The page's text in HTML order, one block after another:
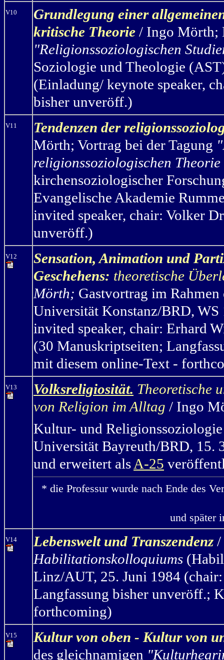
V10 Grundlegung einer
kritische Theorie / Ingo Mörth;
"Religionssoziologischen
Soziologie und Theologie
(Einladung/ keynote speaker,
bisher unveröff.)
V11
Tendenzen der
Mörth; Vortrag bei der Tagung
religionssoziologischen
kirchensoziologischer
Evangelische Akademie
invited speaker, chair: Volker
unveröff.)
V12
Sensation, Animation und
Geschehens: theoretische
Mörth; Gastvortrag im
Universität Konstanz/BRD,
invited speaker, chair: Erhard
(30 Manuskriptseiten;
mit diesem online-Text -
V13 Volksreligiosität. Theoretische
von Religion im Alltag / Ingo
Kultur- und
Universität Bayreuth/BRD, 15.
und erweitert als A-25
* die Professur wurde nach Ende des
und später
V14 Lebenswelt und Transzendenz /
Habilitationskolloquiums
Linz/AUT, 25. Juni 1984
Langfassung bisher unveröff.;
forthcoming)
V15
Kultur von oben - Kultur von
des gleichnamigen